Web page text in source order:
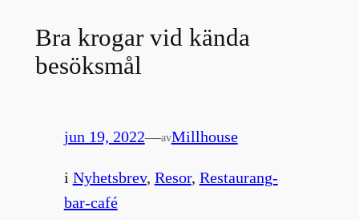
Bra krogar vid kända
besöksmål
jun 19, 2022—avMillhouse
i Nyhetsbrev, Resor, Restaurang-
bar-café